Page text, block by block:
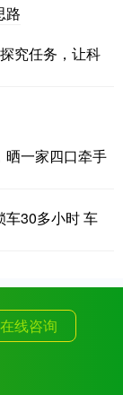
路
究任务，让科
晒一家四口牵手
车30多小时 车
线咨询